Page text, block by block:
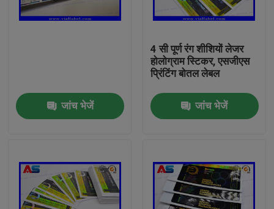
उत्पादों
हमारे बारे में
जांच भेजें
4 सी पूर्ण रंग शीशियों लेजर
होलोग्राम स्टिकर, एसजीएस
प्रिंटिंग बोतल लेबल
जांच भेजें